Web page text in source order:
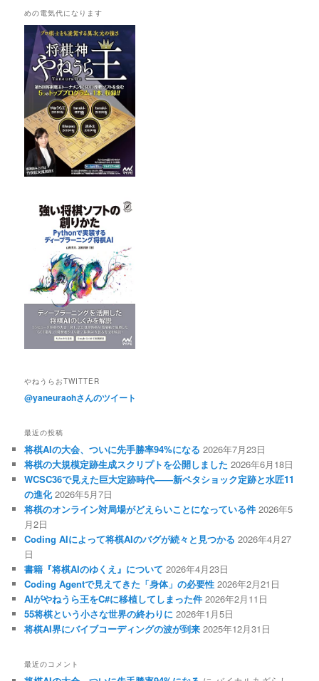
めの電気代になります
やねうらおTWITTER
@yaneuraohさんのツイート
最近の投稿
将棋AIの大会、ついに先手勝率94%になる 2026年7月23日
将棋の大規模定跡生成スクリプトを公開しました 2026年6月18日
WCSC36で見えた巨大定跡時代――新ペタショック定跡と水匠11
の進化 2026年5月7日
将棋のオンライン対局場がどえらいことになっている件 2026年5
月2日
Coding AIによって将棋AIのバグが続々と見つかる 2026年4月27
日
書籍『将棋AIのゆくえ』について 2026年4月23日
Coding Agentで見えてきた「身体」の必要性 2026年2月21日
AIがやねうら王をC#に移植してしまった件 2026年2月11日
55将棋という小さな世界の終わりに 2026年1月5日
将棋AI界にバイブコーディングの波が到来 2025年12月31日
最近のコメント